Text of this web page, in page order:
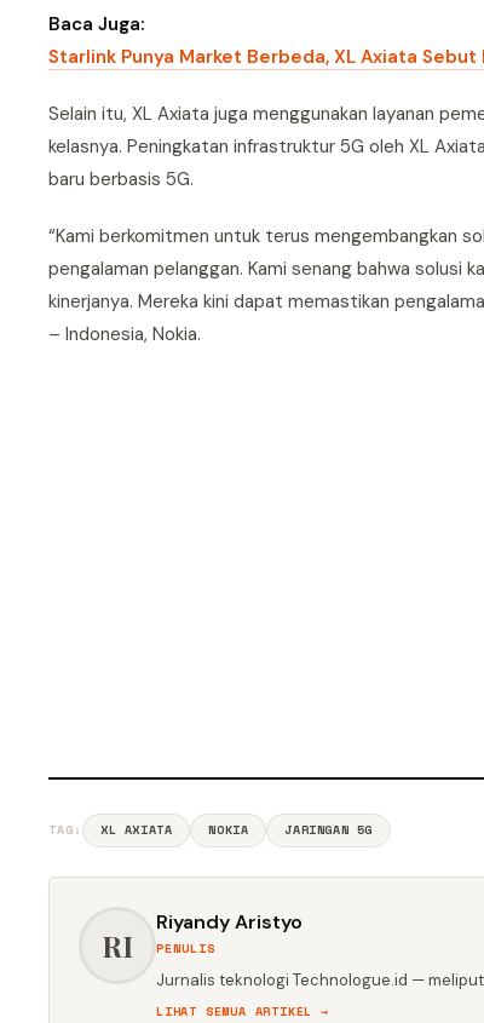
Baca Juga:
Starlink Punya Market Berbeda, XL Axiata
Selain itu, XL Axiata juga menggunakan layanan
kelasnya. Peningkatan infrastruktur 5G oleh XL
baru berbasis 5G.
“Kami berkomitmen untuk terus mengembangkan
pengalaman pelanggan. Kami senang bahwa solusi
kinerjanya. Mereka kini dapat memastikan
– Indonesia, Nokia.
TAG: XL AXIATA NOKIA JARINGAN 5G
RI
Riyandy Aristyo
PENULIS
Jurnalis teknologi Technologue.id —
LIHAT SEMUA ARTIKEL →